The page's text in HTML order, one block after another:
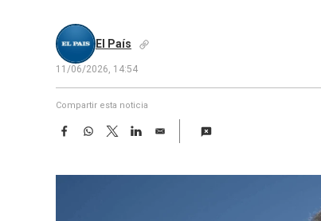
El País
11/06/2026, 14:54
Compartir esta noticia
F
e
W
t
T
w
t
L
k
E
i